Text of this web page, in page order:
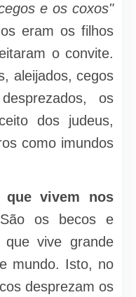
e os coxos"
eram os filhos
o convite.
aleijados, cegos
os
dos judeus,
como imundos
que vivem nos
São os becos e
que vive grande
mundo. Isto, no
desprezam os